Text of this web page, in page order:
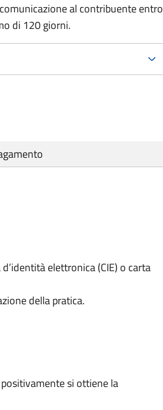
al contribuente entro
di 120 giorni.
elettronica (CIE) o carta
della pratica.
si ottiene la